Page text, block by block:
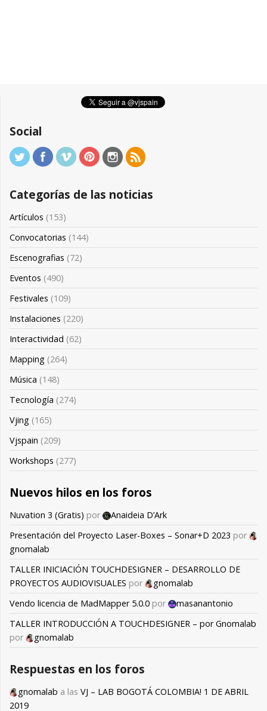
Social
Categorías de las noticias
Artículos (153)
Convocatorias (144)
Escenografias (72)
Eventos (490)
Festivales (109)
Instalaciones (220)
Interactividad (62)
Mapping (264)
Música (148)
Tecnología (274)
Vjing (165)
Vjspain (209)
Workshops (277)
Nuevos hilos en los foros
Nuvation 3 (Gratis) por
Anaideia D’Ark
Presentación del Proyecto Laser-Boxes – Sonar+D 2023 por
gnomalab
TALLER INICIACIÓN TOUCHDESIGNER – DESARROLLO DE
PROYECTOS AUDIOVISUALES por
gnomalab
Vendo licencia de MadMapper 5.0.0 por
masanantonio
TALLER INTRODUCCIÓN A TOUCHDESIGNER – por Gnomalab
por
gnomalab
Respuestas en los foros
gnomalab a las VJ – LAB BOGOTÁ COLOMBIA! 1 DE ABRIL
2019